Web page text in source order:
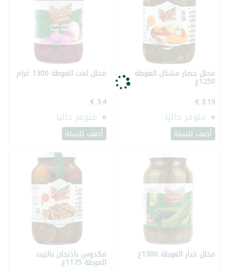
مخلل خضار مشكل الغوطة
1250غ
متوفر حاليا
أضف للسلة
مخلل لفت الغوطة 1300 غرام
متوفر حاليا
أضف للسلة
مخلل خيار الغوطة 1300غ مكدوس باذنجان بالزيت
الغوطة 1175غ